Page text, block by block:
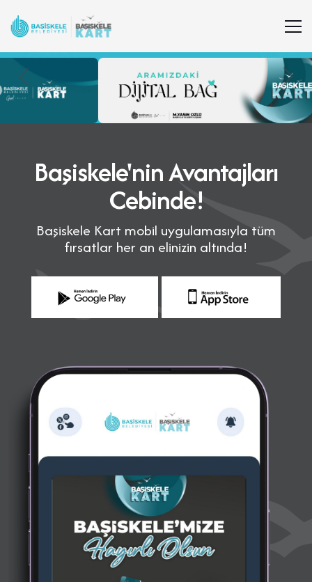
Önceki
Başiskele'nin Avantajları
Cebinde!
Başiskele Kart mobil uygulamasıyla tüm
fırsatlar her an elinizin altında!